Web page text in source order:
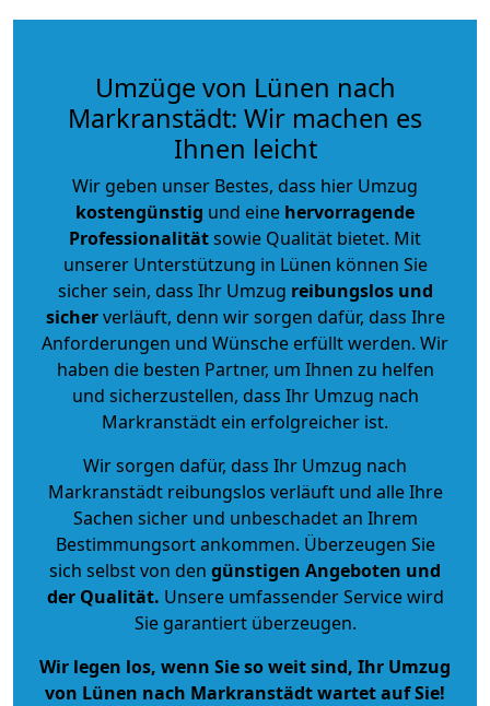
Umzüge von Lünen nach
Markranstädt: Wir machen es
Ihnen leicht
Wir geben unser Bestes, dass hier Umzug
kostengünstig und eine hervorragende
Professionalitätsowie Qualität bietet. Mit
unserer Unterstützung in Lünen können Sie
sicher sein, dass Ihr Umzug reibungslos und
sicherverläuft, denn wir sorgen dafür, dass Ihre
Anforderungen und Wünsche erfüllt werden. Wir
haben die besten Partner, um Ihnen zu helfen
und sicherzustellen, dass Ihr Umzug nach
Markranstädt ein erfolgreicher ist.
Wir sorgen dafür, dass Ihr Umzug nach
Markranstädt reibungslos verläuft und alle Ihre
Sachen sicher und unbeschadet an Ihrem
Bestimmungsort ankommen. Überzeugen Sie
sich selbst von den günstigen Angeboten und
der Qualität. Unsere umfassender Service wird
Sie garantiert überzeugen.
Wir legen los, wenn Sie so weit sind, Ihr Umzug
von Lünen nach Markranstädt wartet auf Sie!